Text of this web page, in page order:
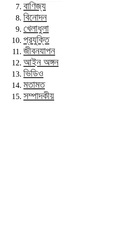
বাণিজ্য
বিনোদন
খেলাধুলা
প্রযুক্তি
জীবনযাপন
আইন অঙ্গন
ভিডিও
মতামত
সম্পাদকীয়